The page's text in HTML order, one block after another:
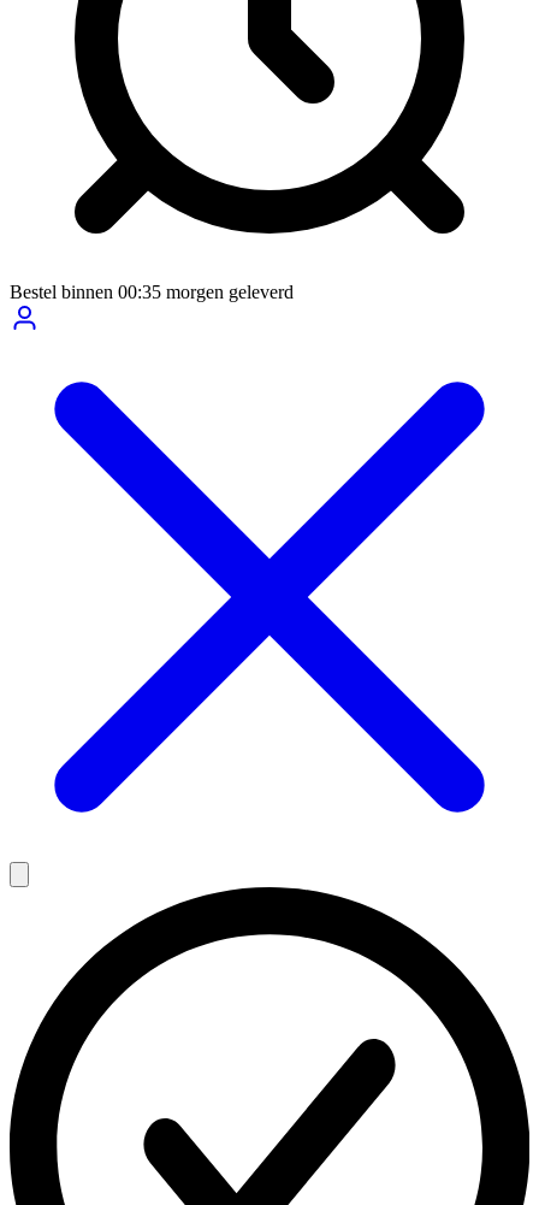
Bestel binnen 00:35 morgen geleverd